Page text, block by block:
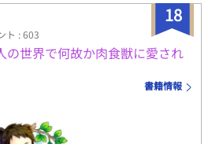
いを理解し合う二人。 二人は徐々
るのが当たり前の存在になってい
じれきゅんラブ。
18
ト : 603
の世界で何故か肉食獣に愛され
書籍情報